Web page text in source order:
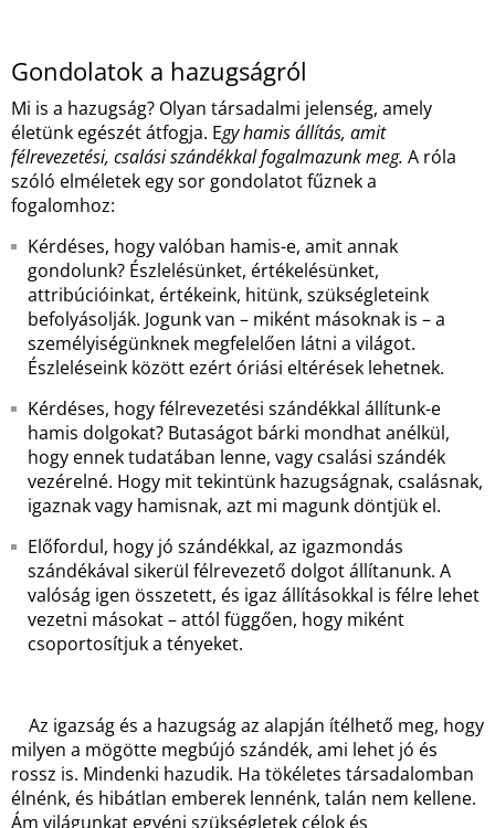
Gondolatok a hazugságról
Mi is a hazugság? Olyan társadalmi jelenség, amely
életünk egészét átfogja. Egy hamis állítás, amit
félrevezetési, csalási szándékkal fogalmazunk meg. A róla
szóló elméletek egy sor gondolatot fűznek a
fogalomhoz:
Kérdéses, hogy valóban hamis-e, amit annak
gondolunk? Észlelésünket, értékelésünket,
attribúcióinkat, értékeink, hitünk, szükségleteink
befolyásolják. Jogunk van – miként másoknak is – a
személyiségünknek megfelelően látni a világot.
Észleléseink között ezért óriási eltérések lehetnek.
Kérdéses, hogy félrevezetési szándékkal állítunk-e
hamis dolgokat? Butaságot bárki mondhat anélkül,
hogy ennek tudatában lenne, vagy csalási szándék
vezérelné. Hogy mit tekintünk hazugságnak, csalásnak,
igaznak vagy hamisnak, azt mi magunk döntjük el.
Előfordul, hogy jó szándékkal, az igazmondás
szándékával sikerül félrevezető dolgot állítanunk. A
valóság igen összetett, és igaz állításokkal is félre lehet
vezetni másokat – attól függően, hogy miként
csoportosítjuk a tényeket.
Az igazság és a hazugság az alapján ítélhető meg, hogy
milyen a mögötte megbújó szándék, ami lehet jó és
rossz is. Mindenki hazudik. Ha tökéletes társadalomban
élnénk, és hibátlan emberek lennénk, talán nem kellene.
Ám világunkat egyéni szükségletek célok és